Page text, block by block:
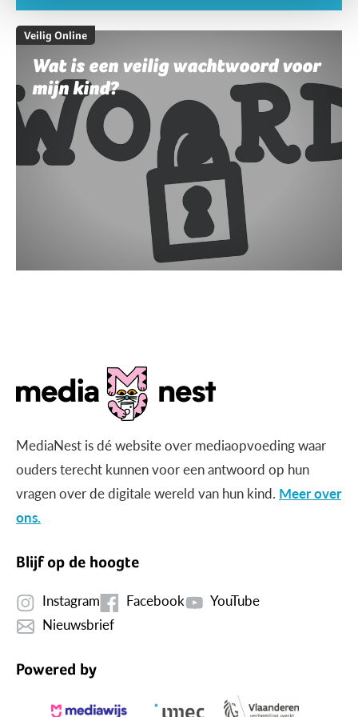
Veilig Online
Wat is een veilig wachtwoord voor
mijn kind?
MediaNest is dé website over mediaopvoeding waar
ouders terecht kunnen voor een antwoord op hun
vragen over de digitale wereld van hun kind. Meer over
ons.
Blijf op de hoogte
Instagram Facebook
YouTube
Nieuwsbrief
Powered by